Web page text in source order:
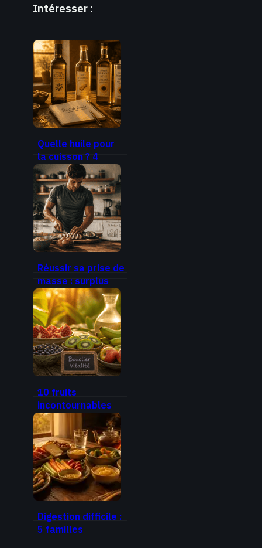
Intéresser :
Quelle huile pour
la cuisson ? 4
réflexes pour
éviter la toxicité
et préserver vos
nutriments
Réussir sa prise de
masse : surplus
calorique,
stratégie
nutritionnelle et
gain de force
10 fruits
incontournables
pour booster votre
santé et votre
vitalité au
quotidien
Digestion difficile :
5 familles